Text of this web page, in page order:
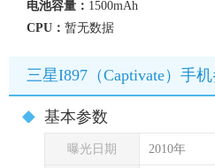
电池容量： 1500mAh
CPU： 暂无数据
三星I897（Captivate）手
基本参数
曝光日期 2010年